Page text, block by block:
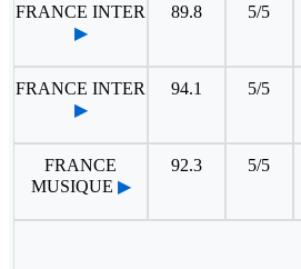
FRANCE INTER
▶
89.8 5/5
FRANCE INTER
▶
94.1 5/5
FRANCE
MUSIQUE ▶
92.3 5/5